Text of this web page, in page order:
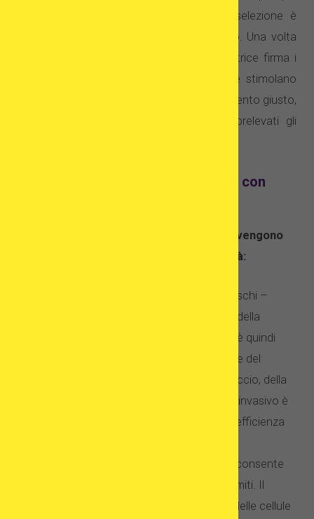
frequentemente, parte del processo di selezione è
basata su un colloquio con uno psicologo. Una volta
superato il processo di selezione, la donatrice firma i
documenti necessari, assume farmaci che stimolano
una maggiore produzione di ovuli e, al momento giusto,
con un intervento pick up le vengono prelevati gli
Tipi di programmi di fecondazione con
La maggior parte dei programmi in vitro vengono
eseguiti secondo due specifiche modalità:
programma con utilizzo di ovociti freschi –
richiede la sincronizzazione del ciclo della
donatrice con quello della ricevente, è quindi
necessaria una buona organizzazione del
processo terapeutico. Questo approccio, della
per la mancanza di procedure di tipo invasivo è
spesso caratterizzato da un’elevata efficienza
programma con cellule congelate – consente
una maggiore flessibilità, ma ha dei limiti. Il
congelamento e lo scongelamento delle cellule